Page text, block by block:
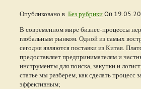
Опубликовано в Без рубрикиOn
В современном мире бизнес-процессы
глобальным рынком. Одной из самых
сегодня являются поставки из Китая.
предоставляет предпринимателям и
инструменты для поиска, закупки и
статье мы разберем, как сделать процесс
эффективным;